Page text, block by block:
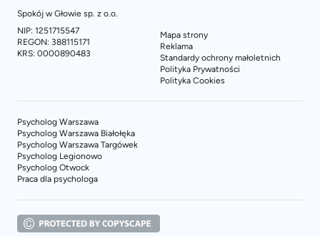
Spokój w Głowie sp. z o.o.
NIP: 1251715547
REGON: 388115171
KRS: 0000890483
Mapa strony
Reklama
Standardy ochrony małoletnich
Polityka Prywatności
Polityka Cookies
Psycholog Warszawa
Psycholog Warszawa Białołęka
Psycholog Warszawa Targówek
Psycholog Legionowo
Psycholog Otwock
Praca dla psychologa